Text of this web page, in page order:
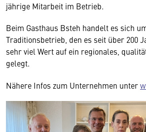
jährige Mitarbeit im Betrieb.
Beim Gasthaus Bsteh handelt es sich
Traditionsbetrieb, den es seit über 200
sehr viel Wert auf ein regionales,
gelegt.
Nähere Infos zum Unternehmen unter